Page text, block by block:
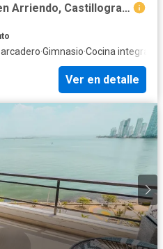
Apartamento Amoblado en Arriendo, Castillogrande
·Gimnasio·Cocina integral
Ver en detalle